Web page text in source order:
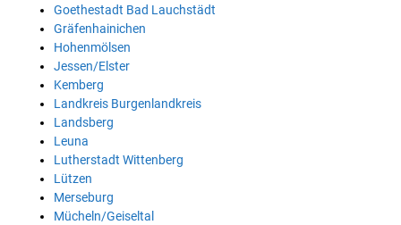
Goethestadt Bad Lauchstädt
Gräfenhainichen
Hohenmölsen
Jessen/Elster
Kemberg
Landkreis Burgenlandkreis
Landsberg
Leuna
Lutherstadt Wittenberg
Lützen
Merseburg
Mücheln/Geiseltal